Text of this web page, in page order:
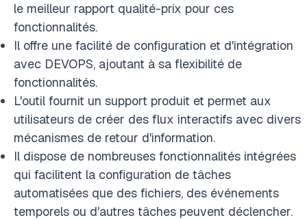
le meilleur rapport qualité-prix pour ces
fonctionnalités.
Il offre une facilité de configuration et d'intégration
avec DEVOPS, ajoutant à sa flexibilité de
fonctionnalités.
L'outil fournit un support produit et permet aux
utilisateurs de créer des flux interactifs avec divers
mécanismes de retour d'information.
Il dispose de nombreuses fonctionnalités intégrées
qui facilitent la configuration de tâches
automatisées que des fichiers, des événements
temporels ou d'autres tâches peuvent déclencher.